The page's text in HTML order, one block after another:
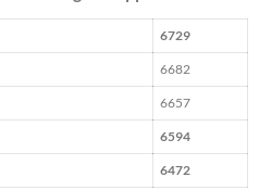
6729
6682
6657
6594
6472